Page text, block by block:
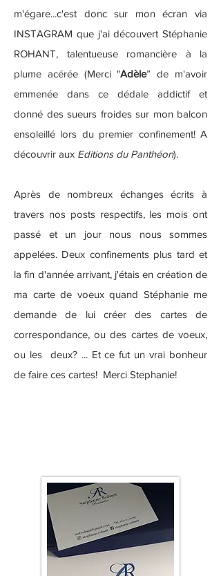
m'égare...c'est donc sur mon écran via
INSTAGRAM que j'ai découvert Stéphanie
ROHANT, talentueuse romancière à la
plume acérée (Merci "Adèle” de m'avoir
emmenée dans ce dédale addictif et
donné des sueurs froides sur mon balcon
ensoleillé lors du premier confinement! A
découvrir aux Editions du Panthéon).
Après de nombreux échanges écrits à
travers nos posts respectifs, les mois ont
passé et un jour nous nous sommes
appelées. Deux confinements plus tard et
la fin d'année arrivant, j'étais en création de
ma carte de voeux quand Stéphanie me
demande de lui créer des cartes de
correspondance, ou des cartes de voeux,
ou les deux? ... Et ce fut un vrai bonheur
de faire ces cartes! Merci Stephanie!